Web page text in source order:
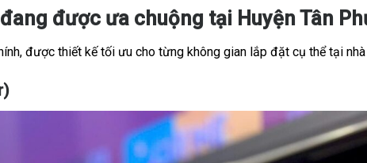
được ưa chuộng tại Huyện Tân
được thiết kế tối ưu cho từng không gian lắp đặt cụ thể tại